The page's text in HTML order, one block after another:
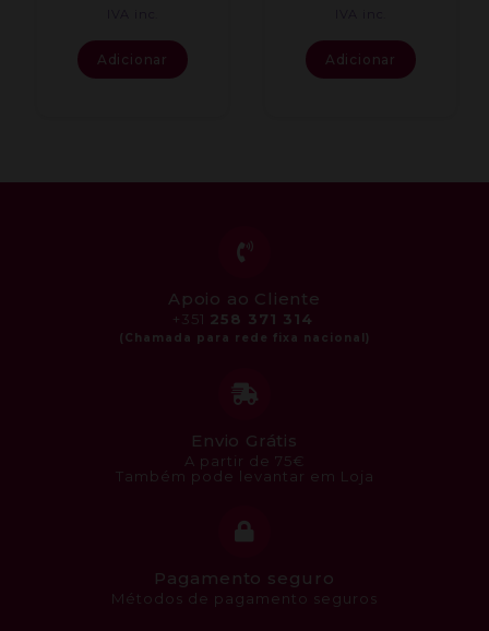
Adicionar Adicionar
Apoio ao Cliente
+351 258 371 314
Envio Grátis
A partir de 75€
Também pode levantar em Loja
Pagamento seguro
Métodos de pagamento seguros